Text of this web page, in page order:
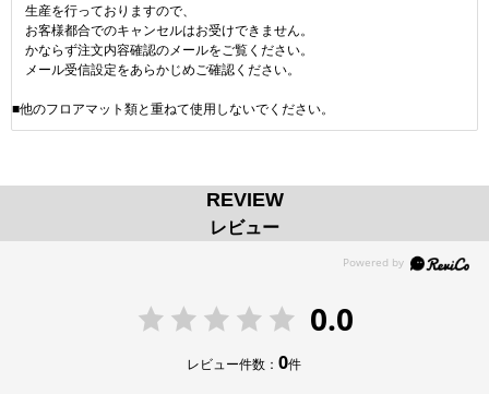
生産を行っておりますので、
お客様都合でのキャンセルはお受けできません。
かならず注文内容確認のメールをご覧ください。
メール受信設定をあらかじめご確認ください。
■他のフロアマット類と重ねて使用しないでください。
REVIEW
レビュー
0.0
レビュー件数：0件